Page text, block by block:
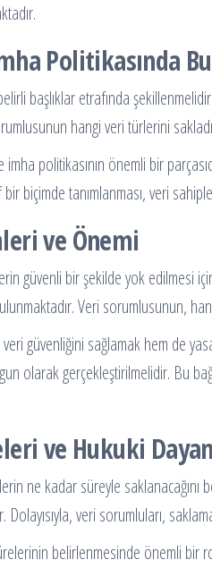
Politikasında
başlıklar etrafında
hangi veri türlerini
politikasının önemli bir
biçimde tanımlanması, veri
ve Önemi
güvenli bir şekilde yok edilmesi
Veri sorumlusunun,
güvenliğini sağlamak hem de
olarak gerçekleştirilmelidir. Bu
ve Hukuki
ne kadar süreyle
veri sorumluları,
belirlenmesinde önemli bir